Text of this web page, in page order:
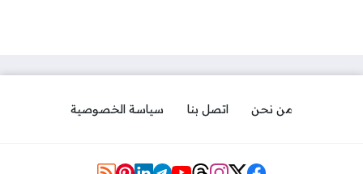
من نحن اتصل بنا سياسة الخصوصية